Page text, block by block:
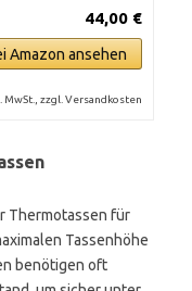
44,00 €
Amazon ansehen
MwSt., zzgl. Versandkosten
Thermotassen für
Tassenhöhe
benötigen oft